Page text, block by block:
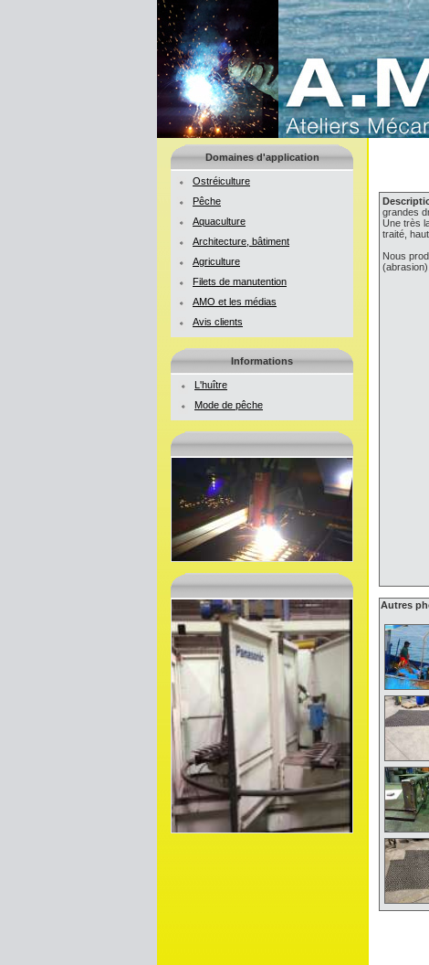
Domaines d'application
Ostréiculture
Pêche
Aquaculture
Architecture, bâtiment
Agriculture
Filets de manutention
AMO et les médias
Avis clients
Informations
L'huître
Mode de pêche
grandes
Une très
traité,
Nous
(abrasion).
Autres